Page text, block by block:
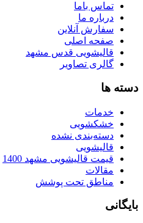
تماس باما
درباره ما
سفارش آنلاین
صفحه اصلی
قالیشویی قدس مشهد
گالری تصاویر
دسته ها
خدمات
خشکشویی
دسته‌بندی نشده
قالیشویی
قیمت قالیشویی مشهد 1400
مقالات
مناطق تحت پوشش
بایگانی